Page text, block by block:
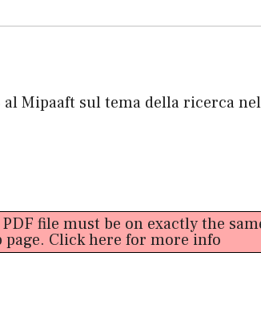
Mipaaft sul tema della ricerca
file must be on exactly the
Click here for more info